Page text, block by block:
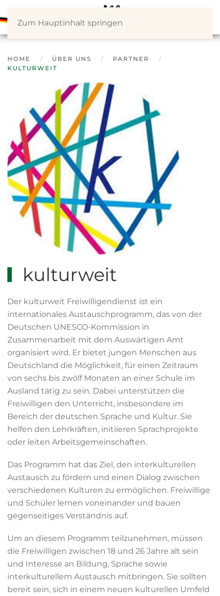
Zum Hauptinhalt springen
HOME ÜBER UNS
PARTNER
KULTURWEIT
kulturweit
Der kulturweit Freiwilligendienst ist ein
internationales Austauschprogramm, das von der
Deutschen UNESCO-Kommission in
Zusammenarbeit mit dem Auswärtigen Amt
organisiert wird. Er bietet jungen Menschen aus
Deutschland die Möglichkeit, für einen Zeitraum
von sechs bis zwölf Monaten an einer Schule im
Ausland tätig zu sein. Dabei unterstützen die
Freiwilligen den Unterricht, insbesondere im
Bereich der deutschen Sprache und Kultur. Sie
helfen den Lehrkräften, initiieren Sprachprojekte
oder leiten Arbeitsgemeinschaften.
Das Programm hat das Ziel, den interkulturellen
Austausch zu fördern und einen Dialog zwischen
verschiedenen Kulturen zu ermöglichen. Freiwillige
und Schüler lernen voneinander und bauen
gegenseitiges Verständnis auf.
Um an diesem Programm teilzunehmen, müssen
die Freiwilligen zwischen 18 und 26 Jahre alt sein
und Interesse an Bildung, Sprache sowie
interkulturellem Austausch mitbringen. Sie sollten
bereit sein, sich in einem neuen kulturellen Umfeld